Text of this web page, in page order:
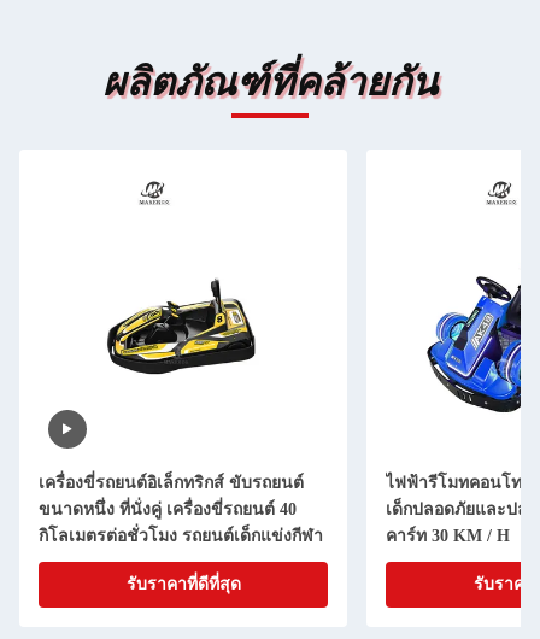
ผลิตภัณฑ์ที่คล้ายกัน
เครื่องขี่รถยนต์อิเล็กทริกส์ ขับรถยนต์
ขนาดหนึ่ง ที่นั่งคู่ เครื่องขี่รถยนต์ 40
กิโลเมตรต่อชั่วโมง รถยนต์เด็กแข่งกีฬา
รับราคาที่ดีที่สุด
ไฟฟ้ารีโมทคอนโทร
เด็กปลอดภัยและปล
คาร์ท 30 KM / H
รับราคา